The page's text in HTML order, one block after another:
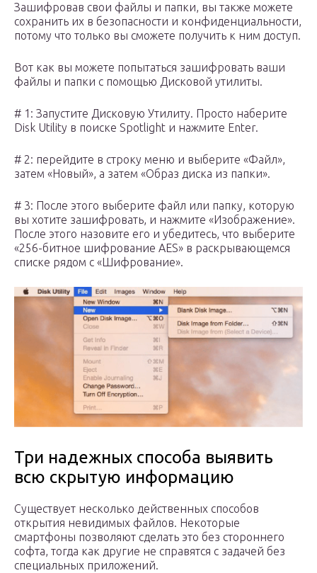
Зашифровав свои файлы и папки, вы также можете
сохранить их в безопасности и конфиденциальности,
потому что только вы сможете получить к ним доступ.
Вот как вы можете попытаться зашифровать ваши
файлы и папки с помощью Дисковой утилиты.
# 1: Запустите Дисковую Утилиту. Просто наберите
Disk Utility в поиске Spotlight и нажмите Enter.
# 2: перейдите в строку меню и выберите «Файл»,
затем «Новый», а затем «Образ диска из папки».
# 3: После этого выберите файл или папку, которую
вы хотите зашифровать, и нажмите «Изображение».
После этого назовите его и убедитесь, что выберите
«256-битное шифрование AES» в раскрывающемся
списке рядом с «Шифрование».
Три надежных способа выявить
всю скрытую информацию
Существует несколько действенных способов
открытия невидимых файлов. Некоторые
смартфоны позволяют сделать это без стороннего
софта, тогда как другие не справятся с задачей без
специальных приложений.